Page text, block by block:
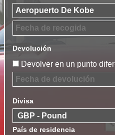
Devolución
Devolver en un punto
Divisa
País de residencia